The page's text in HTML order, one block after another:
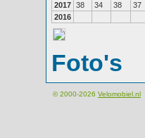
2017 38 34 38 37
2016
Foto's
© 2000-2026 Velomobiel.nl